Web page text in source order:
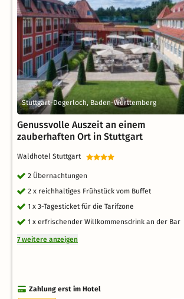
Stuttgart-Degerloch, Baden-Württemberg
Genussvolle Auszeit an einem
zauberhaften Ort in Stuttgart
Waldhotel Stuttgart
2 Übernachtungen
2 x reichhaltiges Frühstück vom Buffet
1 x 3-Tagesticket für die Tarifzone
1 x erfrischender Willkommensdrink an der Bar
7 weitere anzeigen
Zahlung erst im Hotel